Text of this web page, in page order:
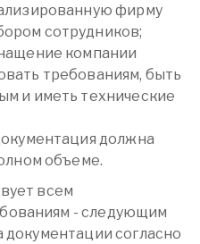
фирму
сотрудников;
компании
требованиям, быть
и иметь технические
должна
объеме.
всем
- следующим
документации согласно